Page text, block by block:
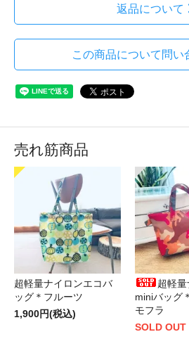
返品について
この商品について問い
売れ筋商品
超軽量ナイロンエコバ
ッグ＊フルーツ
1,900円(税込)
超軽
miniバッグ
モフラ
SOLD OUT